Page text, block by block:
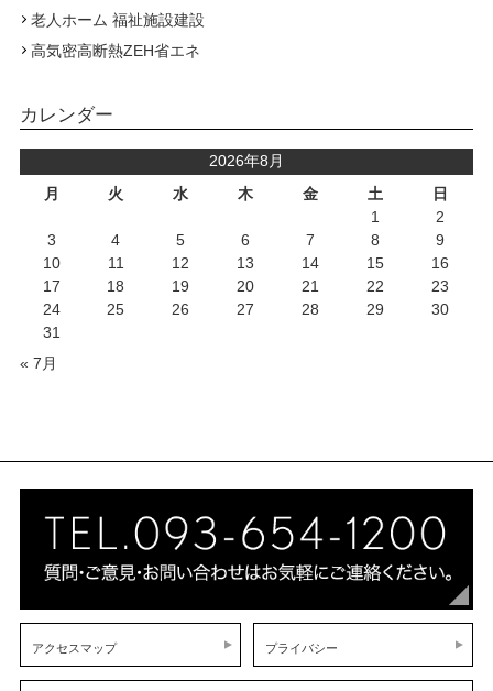
老人ホーム 福祉施設建設
高気密高断熱ZEH省エネ
カレンダー
2026年8月
月
火 水 木 金 土 日
« 7月
1
2
3
4 5 6 7 8
9
10
11 12 13 14 15
16
17
18 19 20 21 22
23
24
25 26 27 28 29
30
31
アクセスマップ プライバシー